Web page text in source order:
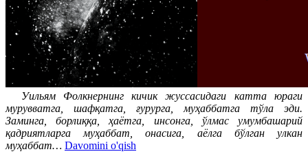
Уильям Фолкнернинг кичик жуссасидаги катта юраги
мурувватга, шафқатга, ғурурга, муҳаббатга тўла эди.
Заминга, борлиққа, ҳаётга, инсонга, ўлмас умумбашарий
қадриятларга муҳаббат, онасига, аёлга бўлган улкан
муҳаббат… Davomini o'qish